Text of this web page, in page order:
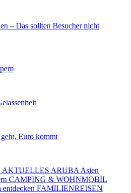
– Das sollten Besucher nicht
Euro kommt
AKTUELLES ARUBA Asien
CAMPING & WOHNMOBIL
entdecken FAMILIENREISEN